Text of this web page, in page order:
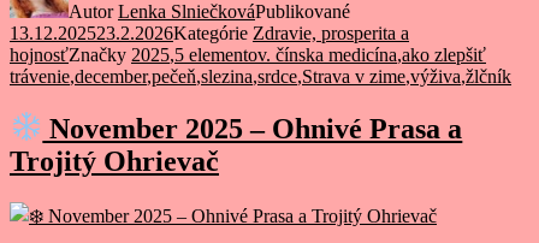
AutorLenka SlniečkováPublikované
13.12.202523.2.2026Kategórie Zdravie, prosperita a
hojnosťZnačky 2025,5 elementov. čínska medicína,ako zlepšiť
trávenie,december,pečeň,slezina,srdce,Strava v zime,výživa,žlčník
November 2025 – Ohnivé Prasa a
Trojitý Ohrievač